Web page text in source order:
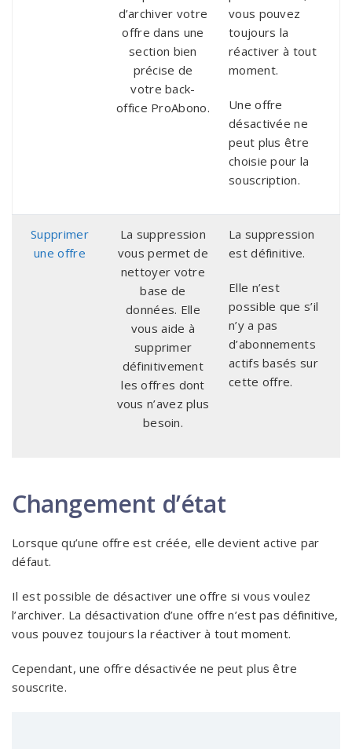
d’archiver votre
offre dans une
section bien
précise de
votre back-
office ProAbono.
vous pouvez
toujours la
réactiver à tout
moment.
Une offre
désactivée ne
peut plus être
choisie pour la
souscription.
Supprimer
une offre
La suppression
vous permet de
nettoyer votre
base de
données. Elle
vous aide à
supprimer
définitivement
les offres dont
vous n’avez plus
besoin.
La suppression
est définitive.
Elle n’est
possible que s’il
n’y a pas
d’abonnements
actifs basés sur
cette offre.
Changement d’état
Lorsque qu’une offre est créée, elle devient active par
défaut.
Il est possible de désactiver une offre si vous voulez
l’archiver. La désactivation d’une offre n’est pas définitive,
vous pouvez toujours la réactiver à tout moment.
Cependant, une offre désactivée ne peut plus être
souscrite.